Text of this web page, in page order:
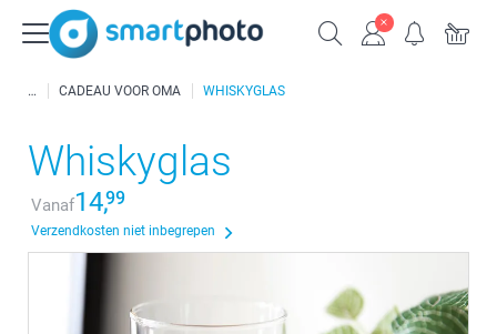
CADEAU VOOR OMA WHISKYGLAS
Whiskyglas
Vanaf14,99
Verzendkosten niet inbegrepen